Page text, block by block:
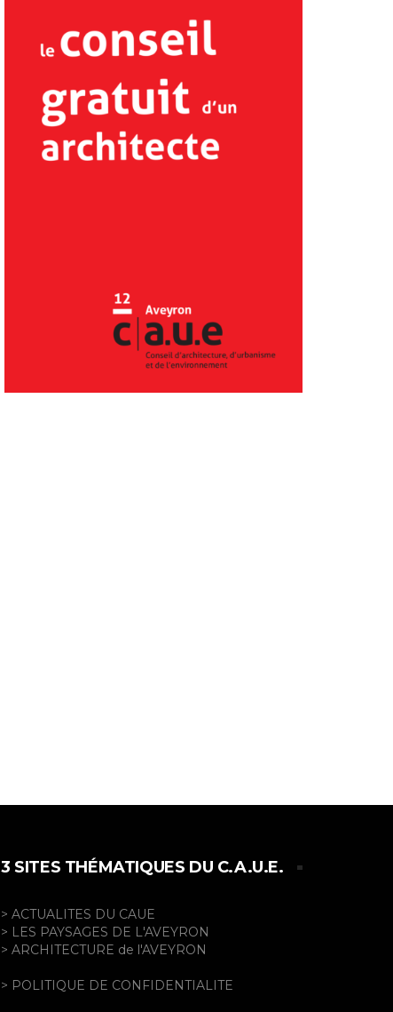
3 SITES THÉMATIQUES DU C.A.U.E.
> ACTUALITES DU CAUE
> LES PAYSAGES DE L'AVEYRON
> ARCHITECTURE de l'AVEYRON
> POLITIQUE DE CONFIDENTIALITE